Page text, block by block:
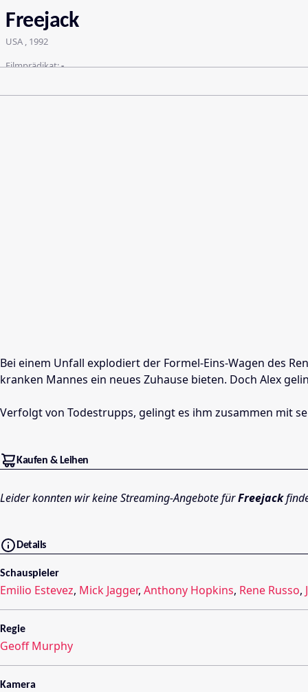
Freejack
USA , 1992
Filmprädikat:-
Bei einem Unfall explodiert der Formel-Eins-Wagen des
kranken Mannes ein neues Zuhause bieten. Doch Alex
Verfolgt von Todestrupps, gelingt es ihm zusammen mit
Kaufen & Leihen
Leider konnten wir keine Streaming-Angebote fürFreejack
Details
Schauspieler
Emilio Estevez, Mick Jagger, Anthony Hopkins, Rene Russo,
Regie
Geoff Murphy
Kamera